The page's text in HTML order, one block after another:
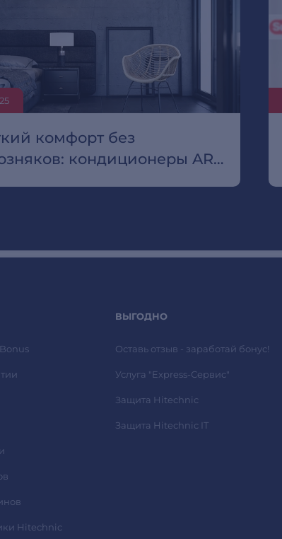
комфорт без
кондиционеры ARG
Hitechnic
ВЫГОДНО
Оставь отзыв - заработай бонус!
Услуга "Express-Сервис"
Защита Hitechnic
Защита Hitechnic IT